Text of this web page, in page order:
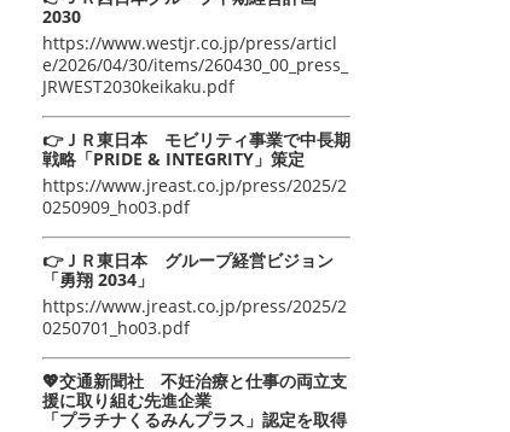
2030
https://www.westjr.co.jp/press/articl
e/2026/04/30/items/260430_00_press_
JRWEST2030keikaku.pdf
👉ＪＲ東日本 モビリティ事業で中長期
戦略「PRIDE & INTEGRITY」策定
https://www.jreast.co.jp/press/2025/2
0250909_ho03.pdf
👉ＪＲ東日本 グループ経営ビジョン
「勇翔 2034」
https://www.jreast.co.jp/press/2025/2
0250701_ho03.pdf
💖交通新聞社 不妊治療と仕事の両立支
援に取り組む先進企業
「プラチナくるみんプラス」認定を取得